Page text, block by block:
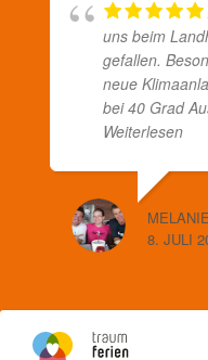
uns beim
gefallen.
neue
bei 40 Grad
Weiterlesen
MELANIE
8. JULI